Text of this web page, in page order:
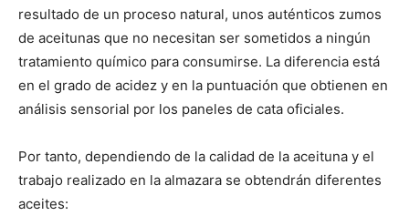
resultado de un proceso natural, unos auténticos zumos
de aceitunas que no necesitan ser sometidos a ningún
tratamiento químico para consumirse. La diferencia está
en el grado de acidez y en la puntuación que obtienen en
análisis sensorial por los paneles de cata oficiales.
Por tanto, dependiendo de la calidad de la aceituna y el
trabajo realizado en la almazara se obtendrán diferentes
aceites: